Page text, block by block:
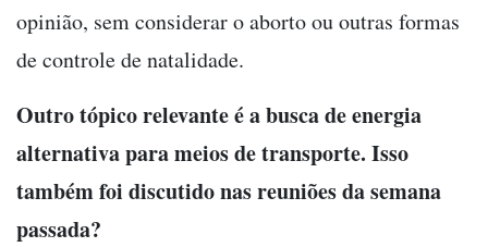
opinião, sem considerar o aborto ou outras formas
de controle de natalidade.
Outro tópico relevante é a busca de energia
alternativa para meios de transporte. Isso
também foi discutido nas reuniões da semana
passada?